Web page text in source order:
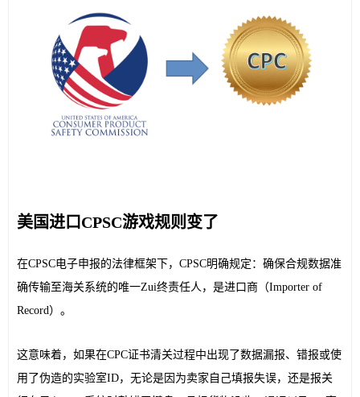
美国进口CPSC游戏规则变了
在CPSC电子申报的法律框架下，CPSC明确规定：确保合规数据准
确传输至海关系统的唯一Zui终责任人，是进口商（Importer of
Record）。
这意味着，如果在CPC证书清关过程中出现了数据漏报、错报或使
用了伪造的实验室ID，无论是因为卖家自己填报失误，还是报关